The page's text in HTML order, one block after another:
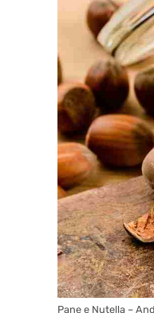
Pane e Nutella –